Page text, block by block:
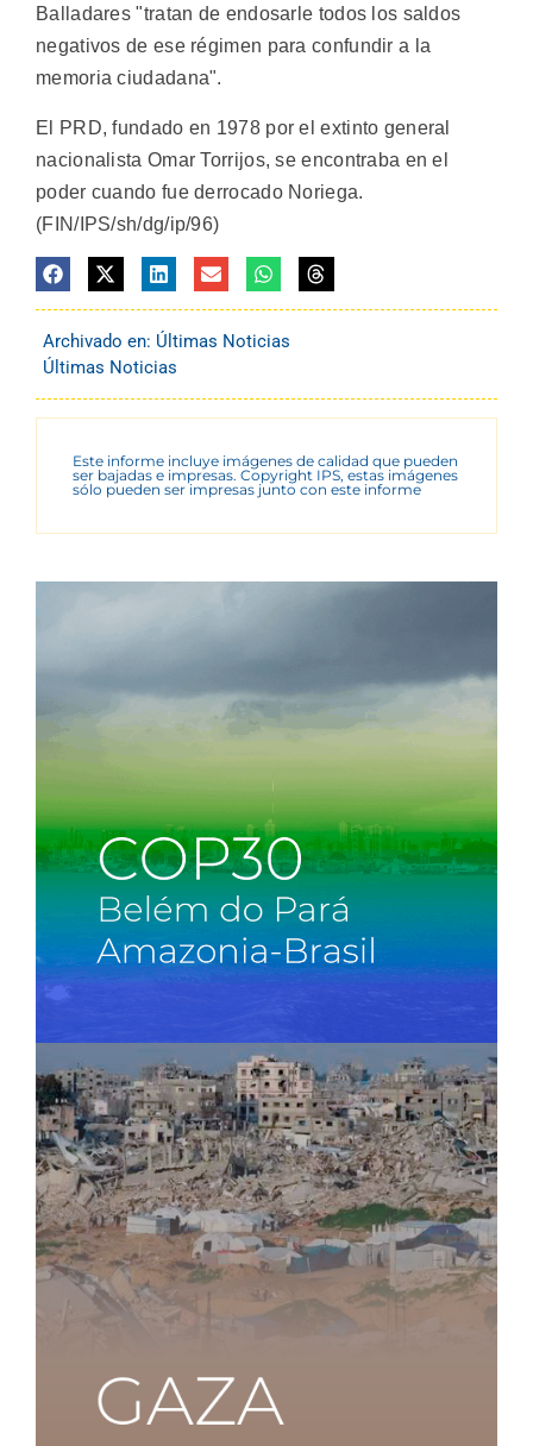
Balladares "tratan de endosarle todos los saldos
negativos de ese régimen para confundir a la
memoria ciudadana".
El PRD, fundado en 1978 por el extinto general
nacionalista Omar Torrijos, se encontraba en el
poder cuando fue derrocado Noriega.
(FIN/IPS/sh/dg/ip/96)
Archivado en: Últimas Noticias
Últimas Noticias
Este informe incluye imágenes de calidad que pueden
ser bajadas e impresas. Copyright IPS, estas imágenes
sólo pueden ser impresas junto con este informe